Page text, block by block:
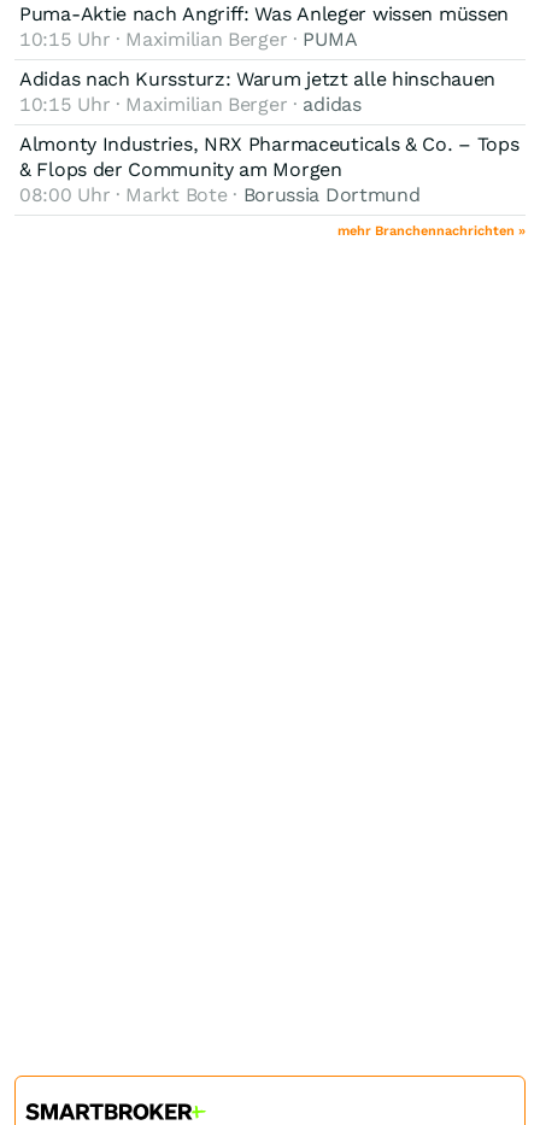
Puma-Aktie nach Angriff: Was Anleger wissen müssen
10:15 Uhr · Maximilian Berger · PUMA
Adidas nach Kurssturz: Warum jetzt alle hinschauen
10:15 Uhr · Maximilian Berger · adidas
Almonty Industries, NRX Pharmaceuticals & Co. – Tops
& Flops der Community am Morgen
08:00 Uhr · Markt Bote · Borussia Dortmund
mehr Branchennachrichten »